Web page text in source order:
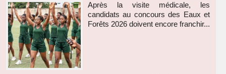
Après la visite médicale, les
candidats au concours des Eaux et
Forêts 2026 doivent encore franchir...